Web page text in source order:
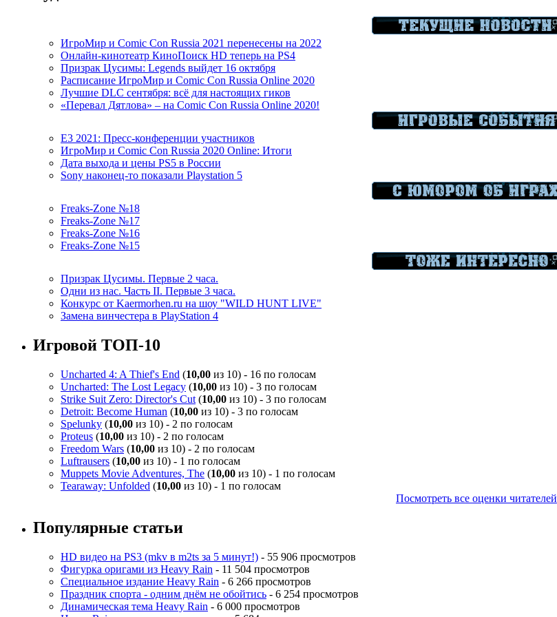
ИгроМир и Comic Con Russia 2021 перенесены на 2022
Онлайн-кинотеатр КиноПоиск HD теперь на PS4
Призрак Цусимы: Legends выйдет 16 октября
Расписание ИгроМир и Comic Con Russia Online 2020
Лучшие DLC сентября: всё для настоящих гиков
«Перевал Дятлова» – на Comic Con Russia Online 2020!
E3 2021: Пресс-конференции участников
ИгроМир и Comic Con Russia 2020 Online: Итоги
Дата выхода и цены PS5 в России
Sony наконец-то показали Playstation 5
Freaks-Zone №18
Freaks-Zone №17
Freaks-Zone №16
Freaks-Zone №15
Призрак Цусимы. Первые 2 часа.
Одни из нас. Часть II. Первые 3 часа.
Конкурс от Kaermorhen.ru на шоу "WILD HUNT LIVE"
Замена винчестера в PlayStation 4
Игровой ТОП-10
Uncharted 4: A Thief's End (10,00 из 10) - 16 по голосам
Uncharted: The Lost Legacy (10,00 из 10) - 3 по голосам
Strike Suit Zero: Director's Cut (10,00 из 10) - 3 по голосам
Detroit: Become Human (10,00 из 10) - 3 по голосам
Spelunky (10,00 из 10) - 2 по голосам
Proteus (10,00 из 10) - 2 по голосам
Freedom Wars (10,00 из 10) - 2 по голосам
Luftrausers (10,00 из 10) - 1 по голосам
Muppets Movie Adventures, The (10,00 из 10) - 1 по голосам
Tearaway: Unfolded (10,00 из 10) - 1 по голосам
Посмотреть все оценки читателей
Популярные статьи
HD видео на PS3 (mkv в m2ts за 5 минут!) - 55 906 просмотров
Фигурка оригами из Heavy Rain - 11 504 просмотров
Специальное издание Heavy Rain - 6 266 просмотров
Праздник спорта - одним днём не обойтись - 6 254 просмотров
Динамическая тема Heavy Rain - 6 000 просмотров